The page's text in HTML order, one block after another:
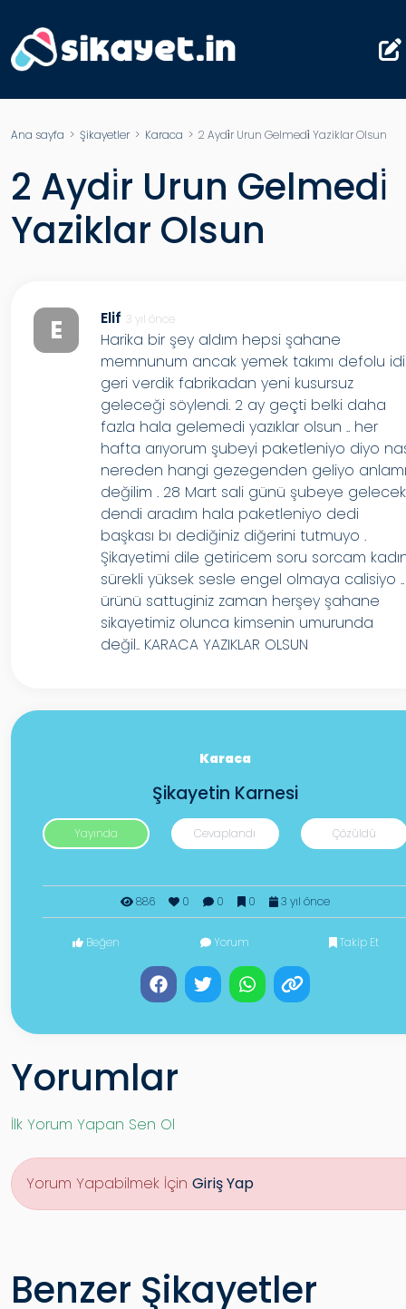
Ana sayfa > Şikayetler> Karaca > 2 Aydi̇r Urun Gelmedi̇ Yaziklar Olsun
2 Aydi̇r Urun Gelmedi̇
Yaziklar Olsun
E Elif 3 yıl önce
Harika bir şey aldım hepsi şahane
memnunum ancak yemek takımı defolu idi
geri verdik fabrikadan yeni kusursuz
geleceği söylendi. 2 ay geçti belki daha
fazla hala gelemedi yazıklar olsun .. her
hafta arıyorum şubeyi paketleniyo diyo
nereden hangi gezegenden geliyo
değilim . 28 Mart sali günü şubeye gelecek
dendi aradım hala paketleniyo dedi
başkası bı dediğiniz diğerini tutmuyo .
Şikayetimi dile getiricem soru sorcam
sürekli yüksek sesle engel olmaya calisiyo ..
ürünü sattuginiz zaman herşey şahane
sikayetimiz olunca kimsenin umurunda
değil.. KARACA YAZIKLAR OLSUN
Karaca
Şikayetin Karnesi
Yayında Cevaplandı Çözüldü
886 0 0 0 3 yıl önce
Beğen Yorum Takip Et
Yorumlar
İlk Yorum Yapan Sen Ol
Yorum Yapabilmek İçin Giriş Yap
Benzer Şikayetler